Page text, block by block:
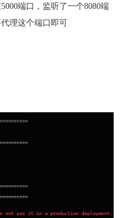
端口，监听了一个8080端
理这个端口即可